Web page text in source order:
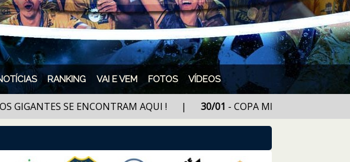
RANKING VAI E VEM FOTOS VÍDEOS
SE ENCONTRAM AQUI ! |30/01 - COPA MINAS FUTEBOL 7